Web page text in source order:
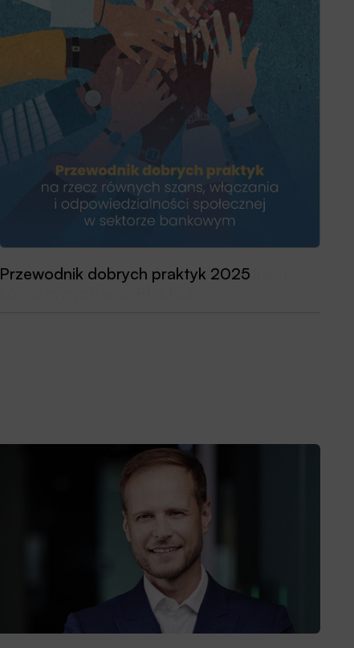
Przewodnik dobrych praktyk 2025